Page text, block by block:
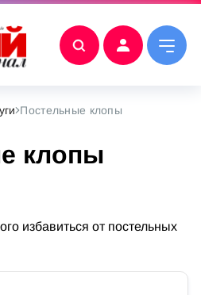
Постельные клопы
клопы
избавиться от постельных